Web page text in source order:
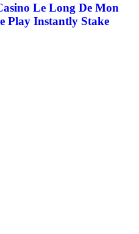
Le Long De Mon
Play Instantly Stake